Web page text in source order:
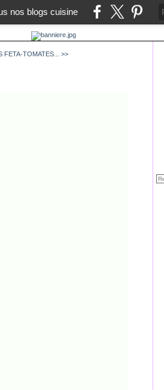
nos blogs cuisine
FETA-TOMATES... >>